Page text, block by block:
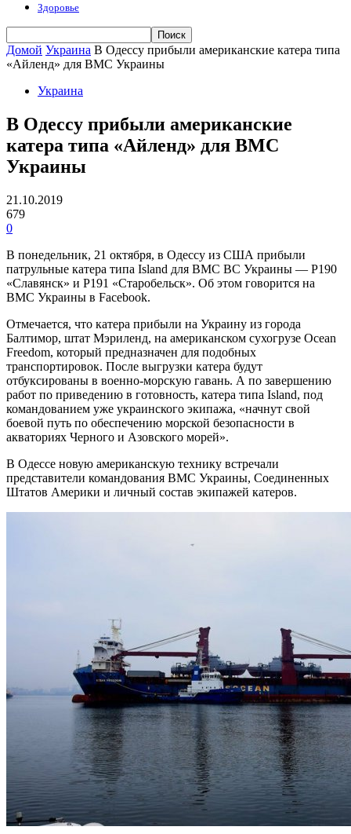
Здоровье
Домой Украина В Одессу прибыли американские катера типа
«Айленд» для ВМС Украины
Украина
В Одессу прибыли американские
катера типа «Айленд» для ВМС
Украины
21.10.2019
679
0
В понедельник, 21 октября, в Одессу из США прибыли
патрульные катера типа Island для ВМС ВС Украины — Р190
«Славянск» и Р191 «Старобельск». Об этом говорится на
ВМС Украины в Facebook.
Отмечается, что катера прибыли на Украину из города
Балтимор, штат Мэриленд, на американском сухогрузе Ocean
Freedom, который предназначен для подобных
транспортировок. После выгрузки катера будут
отбуксированы в военно-морскую гавань. А по завершению
работ по приведению в готовность, катера типа Island, под
командованием уже украинского экипажа, «начнут свой
боевой путь по обеспечению морской безопасности в
акваториях Черного и Азовского морей».
В Одессе новую американскую технику встречали
представители командования ВМС Украины, Соединенных
Штатов Америки и личный состав экипажей катеров.